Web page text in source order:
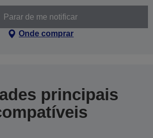
Parar de me notificar
Onde comprar
principais